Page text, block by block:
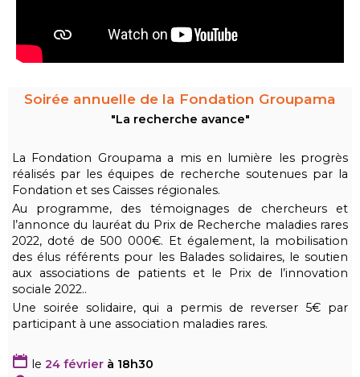
Soirée annuelle de la Fondation Groupama
"La recherche avance"
La Fondation Groupama a mis en lumière les progrès
réalisés par les équipes de recherche soutenues par la
Fondation et ses Caisses régionales.
Au programme, des témoignages de chercheurs et
l’annonce du lauréat du Prix de Recherche maladies rares
2022, doté de 500 000€. Et également, la mobilisation
des élus référents pour les Balades solidaires, le soutien
aux associations de patients et le Prix de l’innovation
sociale 2022..
Une soirée solidaire, qui a permis de reverser 5€ par
participant à une association maladies rares.
le 24 février à 18h30